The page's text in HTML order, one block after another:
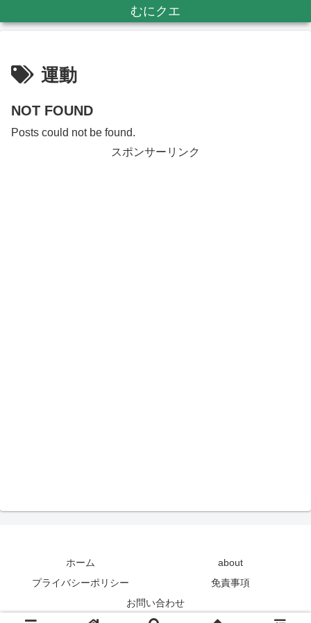
むにクエ
運動
NOT FOUND
Posts could not be found.
スポンサーリンク
ホーム
about
プライバシーポリシー
免責事項
お問い合わせ